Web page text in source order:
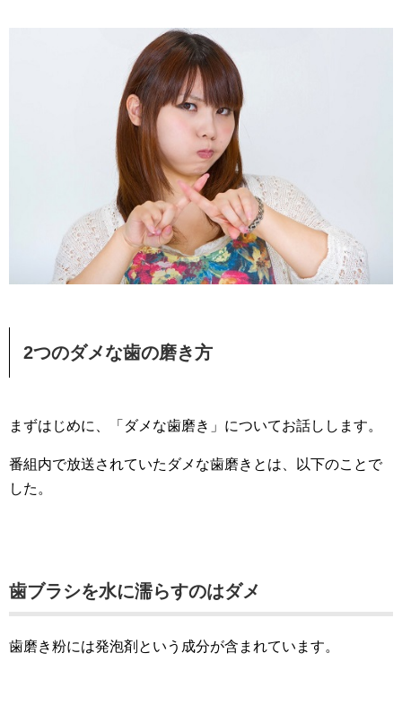
2つのダメな歯の磨き方
まずはじめに、「ダメな歯磨き」についてお話しします。
番組内で放送されていたダメな歯磨きとは、以下のことで
した。
歯ブラシを水に濡らすのはダメ
歯磨き粉には発泡剤という成分が含まれています。